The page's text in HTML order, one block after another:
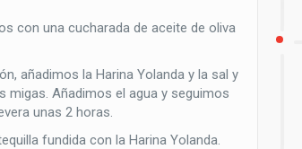
con una cucharada de aceite de oliva
añadimos la Harina Yolanda y la sal y
migas. Añadimos el agua y seguimos
unas 2 horas.
fundida con la Harina Yolanda.